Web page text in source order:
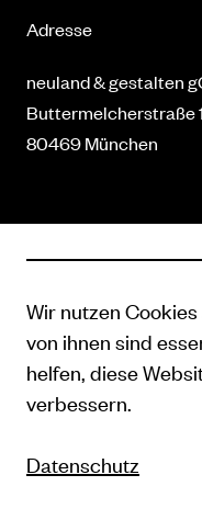
Adresse
neuland & gestalten
Buttermelcherstraße
80469 München
Wir nutzen
von ihnen sind
helfen, diese
verbessern.
Datenschutz